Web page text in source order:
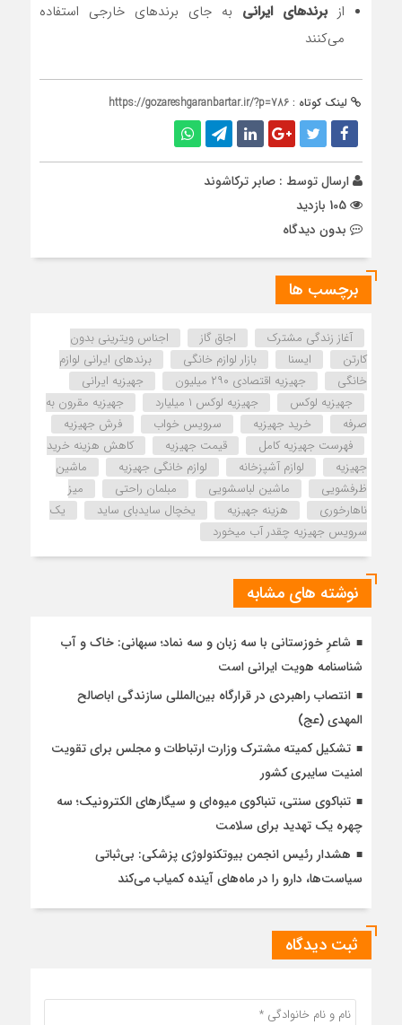
ازبرندهای ایرانی به جای برندهای خارجی استفاده
می‌کنند
لینک کوتاه : https://gozareshgaranbartar.ir/?p=786
ارسال توسط : صابر ترکاشوند
بدون دیدگاه
برچسب ها
آغاز زندگی مشترک اجاق گاز
اجناس ویترینی بدون
کارتن
ایسنا بازار لوازم خانگی
برندهای ایرانی لوازم
خانگی
جهیزیه اقتصادی ۲۹۰ میلیون
جهیزیه ایرانی
جهیزیه لوکس
جهیزیه لوکس ۱ میلیارد
جهیزیه مقرون به
صرفه
خرید جهیزیه سرویس خواب
فرش جهیزیه
فهرست جهیزیه کامل
قیمت جهیزیه
کاهش هزینه خرید
جهیزیه
لوازم آشپزخانه لوازم خانگی جهیزیه
ماشین
ظرفشویی
ماشین لباسشویی مبلمان راحتی
میز
ناهارخوری
هزینه جهیزیه یخچال سایدبای ساید
یک
سرویس جهیزیه چقدر آب میخورد
نوشته های مشابه
شاعرِ خوزستانی با سه زبان و سه نماد؛ سبهانی: خاک و آب
شناسنامه هویت ایرانی است
انتصاب راهبردی در قرارگاه بین‌المللی سازندگی اباصالح
المهدی (عج)
تشکیل کمیته مشترک وزارت ارتباطات و مجلس برای تقویت
امنیت سایبری کشور
تنباکوی سنتی، تنباکوی میوه‌ای و سیگارهای الکترونیک؛ سه
چهره یک تهدید برای سلامت
هشدار رئیس انجمن بیوتکنولوژی پزشکی: بی‌ثباتی
سیاست‌ها، دارو را در ماه‌های آینده کمیاب می‌کند
ثبت دیدگاه